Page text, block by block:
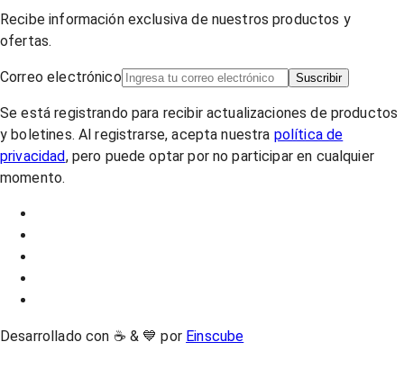
Recibe información exclusiva de nuestros productos y
ofertas.
Correo electrónico Suscribir
Se está registrando para recibir actualizaciones de productos
y boletines. Al registrarse, acepta nuestra política de
privacidad, pero puede optar por no participar en cualquier
momento.
Desarrollado con ☕ & 💙 por Einscube